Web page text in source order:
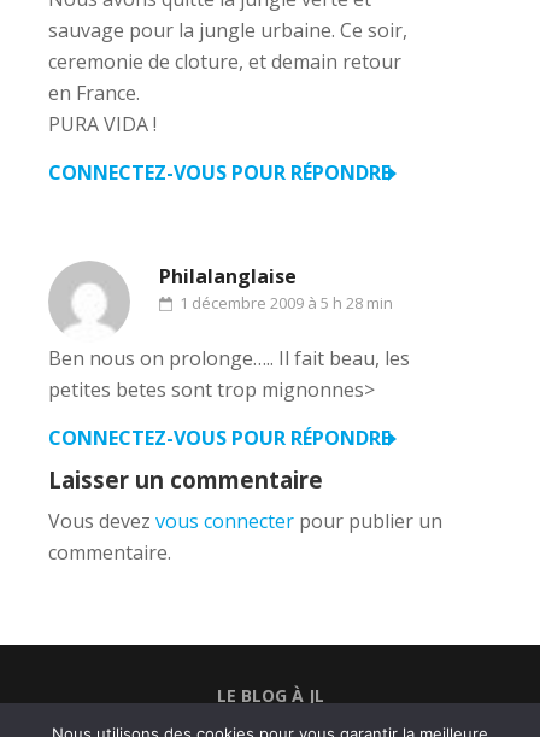
sauvage pour la jungle urbaine. Ce soir,
ceremonie de cloture, et demain retour
en France.
PURA VIDA !
CONNECTEZ-VOUS POUR RÉPONDRE
Philalanglaise
1 décembre 2009 à 5 h 28 min
Ben nous on prolonge….. Il fait beau, les
petites betes sont trop mignonnes>
CONNECTEZ-VOUS POUR RÉPONDRE
Laisser un commentaire
Vous devez vous connecter pour publier un
commentaire.
LE BLOG À JL